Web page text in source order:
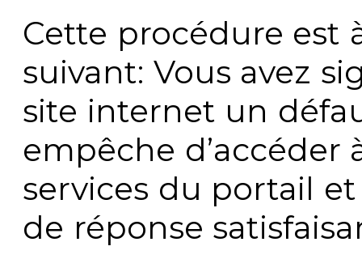
Cette procédure est
suivant: Vous avez
site internet un
empêche
services du portail
de réponse